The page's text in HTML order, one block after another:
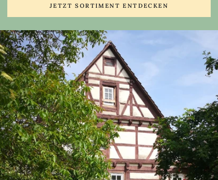
JETZT SORTIMENT ENTDECKEN